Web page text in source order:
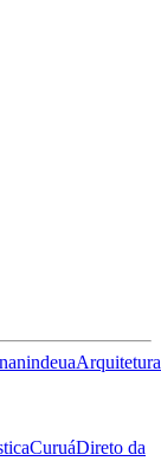
Arquitetura
CuruáDireto da